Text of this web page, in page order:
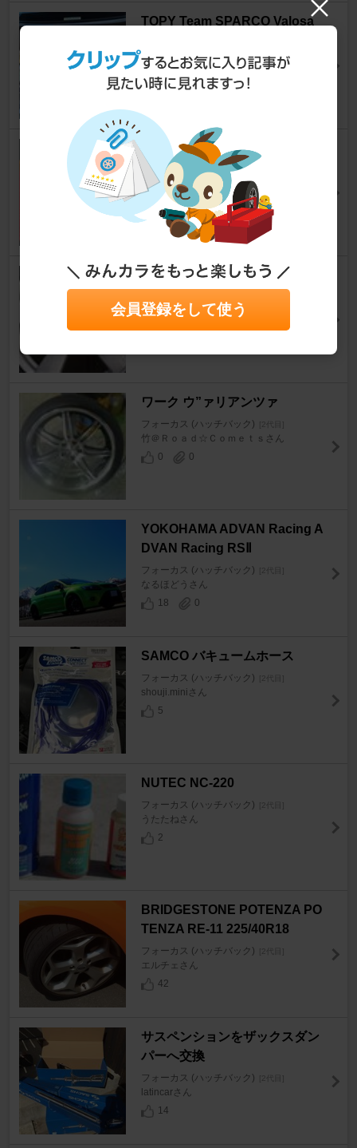
TOPY Team SPARCO Valosa
せ～さん
3
0
EUROBAHN ホイール
フォーカス (ハッチバック)
せ～さん
6
RIH ST ALURAD D5
yahさん
0
0
ワーク ウ”ァリアンツァ
フォーカス (ハッチバック) [2代目]
竹＠Ｒｏａｄ☆Ｃｏｍｅｔｓさん
0
0
YOKOHAMA ADVAN Racing A
DVAN Racing RSⅡ
フォーカス (ハッチバック) [2代目]
なるほどうさん
18
0
SAMCO バキュームホース
フォーカス (ハッチバック) [2代目]
shouji.miniさん
5
NUTEC NC-220
フォーカス (ハッチバック) [2代目]
うたたねさん
2
BRIDGESTONE POTENZA PO
TENZA RE-11 225/40R18
フォーカス (ハッチバック) [2代目]
エルチェさん
42
サスペンションをザックスダン
パーへ交換
フォーカス (ハッチバック) [2代目]
latincarさん
14
会員登録をして使う